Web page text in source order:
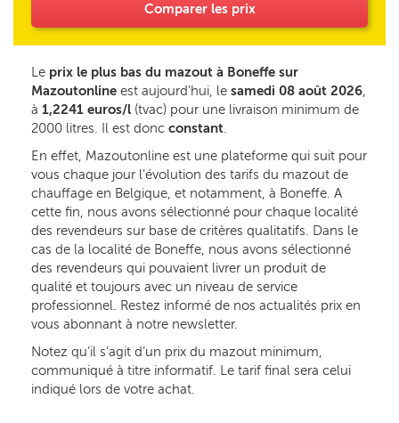
Comparer les prix
Le prix le plus bas du mazout à Boneffe sur
Mazoutonline est aujourd’hui, le samedi 08 août 2026,
à 1,2241 euros/l (tvac) pour une livraison minimum de
2000 litres. Il est donc constant.
En effet, Mazoutonline est une plateforme qui suit pour
vous chaque jour l’évolution des tarifs du mazout de
chauffage en Belgique, et notamment, à Boneffe. A
cette fin, nous avons sélectionné pour chaque localité
des revendeurs sur base de critères qualitatifs. Dans le
cas de la localité de Boneffe, nous avons sélectionné
des revendeurs qui pouvaient livrer un produit de
qualité et toujours avec un niveau de service
professionnel. Restez informé de nos actualités prix en
vous abonnant à notre newsletter.
Notez qu’il s’agit d’un prix du mazout minimum,
communiqué à titre informatif. Le tarif final sera celui
indiqué lors de votre achat.